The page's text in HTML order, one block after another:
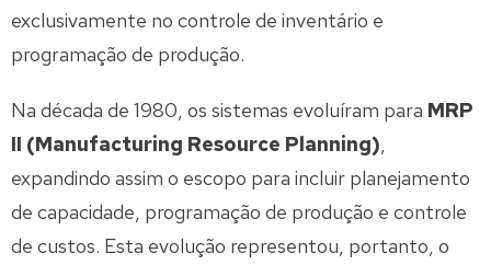
exclusivamente no controle de inventário e
programação de produção.
Na década de 1980, os sistemas evoluíram para MRP
II (Manufacturing Resource Planning)
expandindo assim o escopo para incluir planejamento
de capacidade, programação de produção e controle
de custos. Esta evolução representou, portanto, o